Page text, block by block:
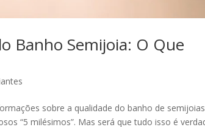
Banho Semijoia: O Que
sobre a qualidade do banho de
“5 milésimos”. Mas será que tudo isso é